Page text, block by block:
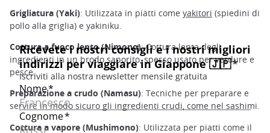
Grigliatura (Yaki): Utilizzata in piatti come yakitori (spiedini di
pollo alla griglia) e yakiniku.
Cottura a fuoco lento (Nimono): Cottura lenta degli
ingredienti in un brodo saporito, spesso usato per verdure e
pesce.
Preparazione a crudo (Namasu): Tecniche per preparare e
servire in modo sicuro gli ingredienti crudi, come nel sashimi.
Cottura a vapore (Mushimono): Utilizzata per piatti come il